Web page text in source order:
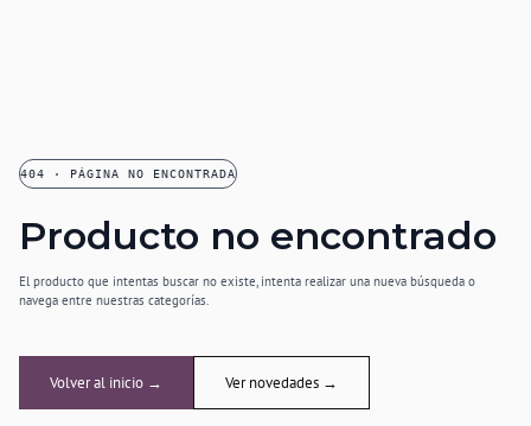
404 · PÁGINA NO ENCONTRADA
Producto no encontrado
El producto que intentas buscar no existe, intenta realizar una nueva búsqueda o
navega entre nuestras categorías.
Volver al inicio → Ver novedades →